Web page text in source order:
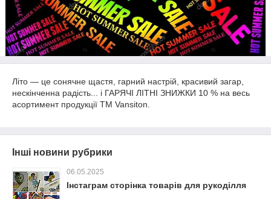
Літо — це сонячне щастя, гарний настрій, красивий загар,
нескінченна радість... і ГАРЯЧІ ЛІТНІ ЗНИЖКИ 10 % на весь
асортимент продукції TM Vansiton.
Інші новини рубрики
06.05.2025
Інстаграм сторінка товарів для рукоділля